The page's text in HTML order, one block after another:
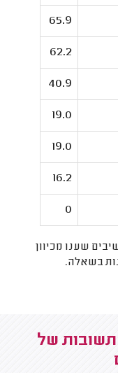
65.9
62.2
40.9
19.0
19.0
16.2
0
שענו מכיוון
בשאלה.
של